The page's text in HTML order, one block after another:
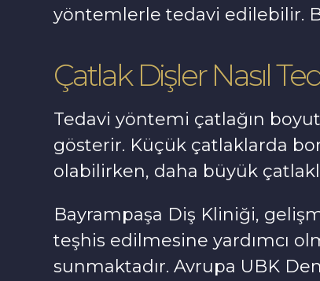
yöntemlerle tedavi edilebilir.
Çatlak Dişler Nasıl
Tedavi yöntemi çatlağın
gösterir. Küçük çatlaklarda
olabilirken, daha büyük
Bayrampaşa Diş Kliniği,
teşhis edilmesine yardımcı
sunmaktadır. Avrupa UBK